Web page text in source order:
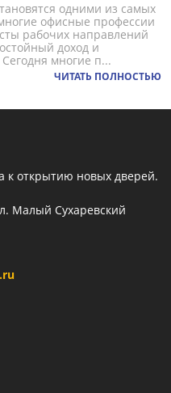
одними из самых
офисные профессии
рабочих направлений
доход и
многие п...
ЧИТАТЬ ПОЛНОСТЬЮ
к открытию новых дверей.
Малый Сухаревский